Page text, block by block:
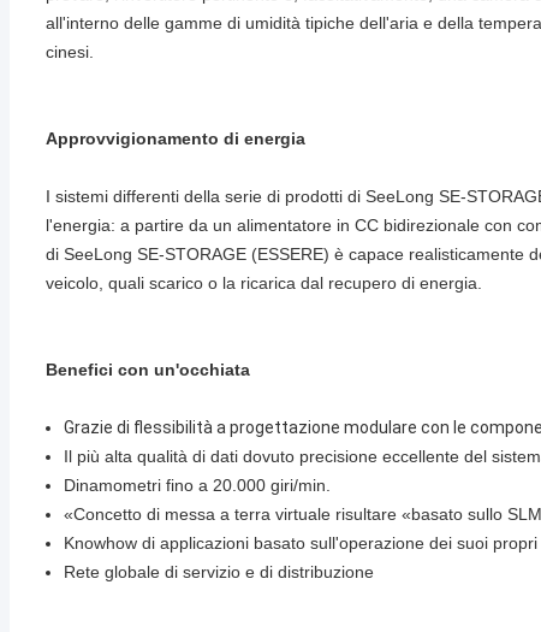
all'interno delle gamme di umidità tipiche dell'aria e della
cinesi.
Approvvigionamento di energia
I sistemi differenti della serie di prodotti di SeeLong SE-
l'energia: a partire da un alimentatore in CC bidirezionale con
di SeeLong SE-STORAGE (ESSERE) è capace realisticamente
veicolo, quali scarico o la ricarica dal recupero di energia.
Benefici con un'occhiata
Grazie di flessibilità a progettazione modulare con le
Il più alta qualità di dati dovuto precisione eccellente del
Dinamometri fino a 20.000 giri/min.
«Concetto di messa a terra virtuale risultare «basato sullo
Knowhow di applicazioni basato sull'operazione dei suoi
Rete globale di servizio e di distribuzione